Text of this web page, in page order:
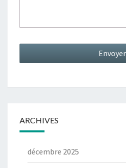
ARCHIVES
décembre 2025